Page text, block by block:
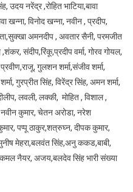
उदय नरेंद्र ,रोहित भाटिया,बावा
खन्ना, विनोद खन्ना, नवीन , प्रदीप,
अमनदीप , अवतार सैनी, परमजीत
संदीप,रिंकू,प्रदीप वर्मा, गोरव गोयल,
गुलशन शर्मा,संजीव शर्मा,
गुरप्रीत सिंह, विरेंद्र सिंह, अमन शर्मा,
लवली, लक्की, मोहित , विशाल ,
नवीन कुमार, चेतन अरोडा, नरेश
पप्पू ठाकुर,शत्रुघ्न, दीपक कुमार,
मेहरा,बलवंत सिंह,अनु ककड,बाबी,
कमल नैयर, अजय,बलदेव सिंह भारी संख्या